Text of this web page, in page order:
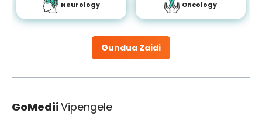
Gundua Zaidi
Neurology Oncology
GoMediiVipengele